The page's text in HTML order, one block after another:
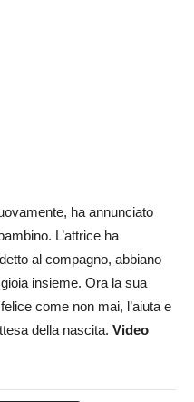
ha annunciato
L’attrice ha
al compagno, abbiano
insieme. Ora la sua
come non mai, l’aiuta e
della nascita. Video